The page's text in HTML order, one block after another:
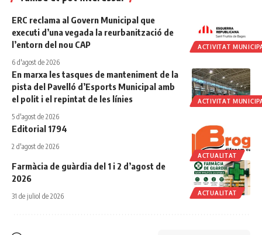
ACTIVITAT
ERC reclama al Govern Municipal que
executi d’una vegada la reurbanització de
l’entorn del nou CAP
6 d'agost de 2026
ACTIVITAT
En marxa les tasques de manteniment de la
pista del Pavelló d’Esports Municipal amb
el polit i el repintat de les línies
5 d'agost de 2026
ACTUALITAT
Editorial 1794
2 d'agost de 2026
ACTUALITAT
Farmàcia de guàrdia del 1 i 2 d’agost de
2026
31 de juliol de 2026